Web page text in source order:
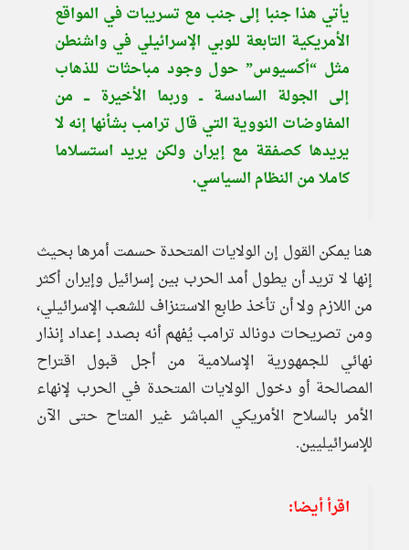
يأتي هذا جنبا إلى جنب مع تسريبات في المواقع
الأمريكية التابعة للوبي الإسرائيلي في واشنطن
مثل “أكسيوس” حول وجود مباحثات للذهاب
إلى الجولة السادسة ــ وربما الأخيرة ـــ من
المفاوضات النووية التي قال ترامب بشأنها إنه لا
يريدها كصفقة مع إيران ولكن يريد استسلاما
كاملا من النظام السياسي.
هنا يمكن القول إن الولايات المتحدة حسمت أمرها بحيث
إنها لا تريد أن يطول أمد الحرب بين إسرائيل وإيران أكثر
من اللازم ولا أن تأخذ طابع الاستنزاف للشعب الإسرائيلي،
ومن تصريحات دونالد ترامب يُفهم أنه بصدد إعداد إنذار
نهائي للجمهورية الإسلامية من أجل قبول اقتراح
المصالحة أو دخول الولايات المتحدة في الحرب لإنهاء
الأمر بالسلاح الأمريكي المباشر غير المتاح حتى الآن
للإسرائيليين.
اقرأ أيضا: